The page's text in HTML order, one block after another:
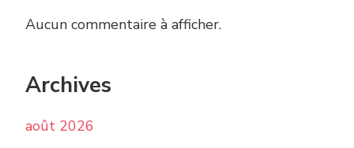
Aucun commentaire à afficher.
Archives
août 2026